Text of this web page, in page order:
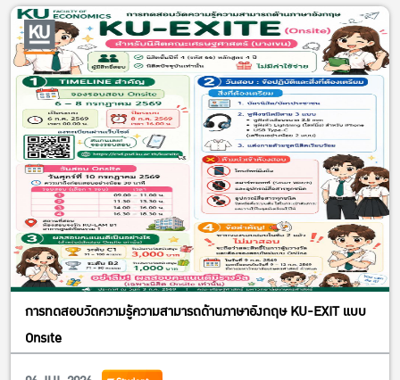
การทดสอบวัดความรู้ความสามารถด้านภาษาอังกฤษ KU-EXIT แบบ
Onsite